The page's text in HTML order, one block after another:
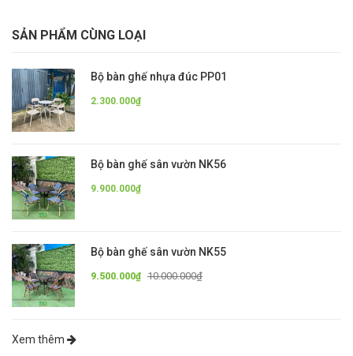
SẢN PHẨM CÙNG LOẠI
Bộ bàn ghế nhựa đúc PP01
2.300.000₫
Bộ bàn ghế sân vườn NK56
9.900.000₫
Bộ bàn ghế sân vườn NK55
9.500.000₫ 10.000.000₫
Xem thêm